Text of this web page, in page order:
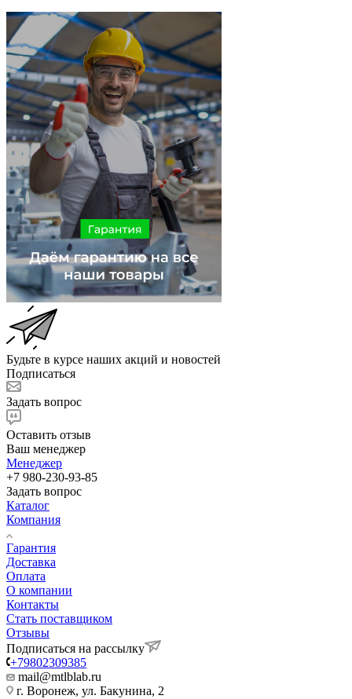
Будьте в курсе наших акций и новостей
Подписаться
Задать вопрос
Оставить отзыв
Ваш менеджер
Менеджер
+7 980-230-93-85
Задать вопрос
Каталог
Компания
Гарантия
Доставка
Оплата
О компании
Контакты
Стать поставщиком
Отзывы
Подписаться на рассылку
+79802309385
mail@mtlblab.ru
г. Воронеж, ул. Бакунина, 2